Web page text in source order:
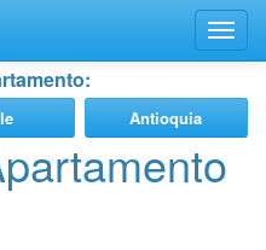
Antioquia